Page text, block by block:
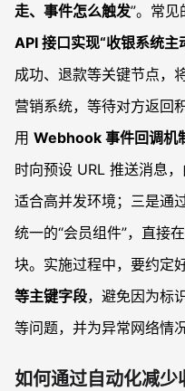
走、事件怎么触发”。常
API 接口实现“收银系统主
成功、退款等关键节点，
营销系统，等待对方返回
用 Webhook 事件回调机
时向预设 URL 推送消息
适合高并发环境；三是通
统一的“会员组件”，直接
块。实施过程中，要约定
等主键字段，避免因为标
等问题，并为异常网络情
如何通过自动化减